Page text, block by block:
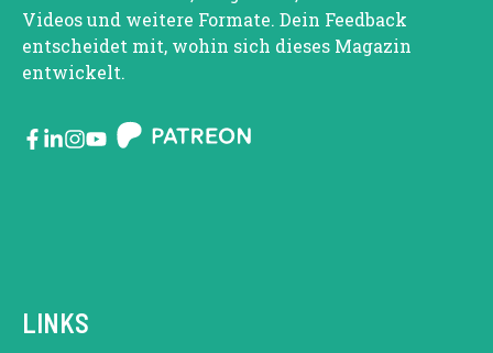
Videos und weitere Formate. Dein Feedback
entscheidet mit, wohin sich dieses Magazin
entwickelt.
LINKS